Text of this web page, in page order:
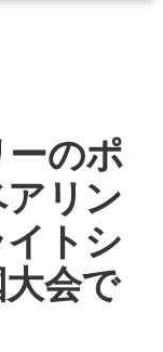
のポ
リン
トシ
会で